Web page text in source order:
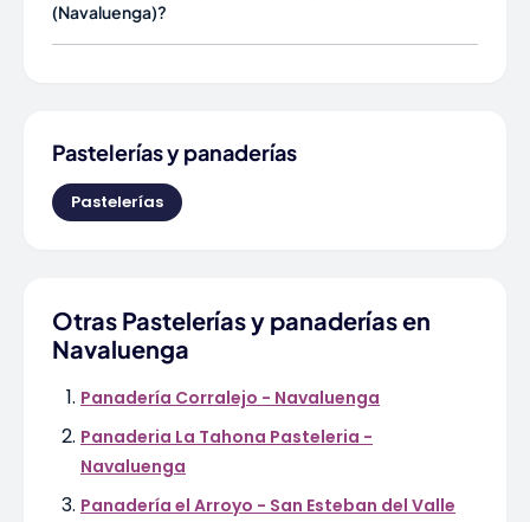
(Navaluenga)?
Pastelerías y panaderías
Pastelerías
Otras Pastelerías y panaderías en
Navaluenga
Panadería Corralejo - Navaluenga
Panaderia La Tahona Pasteleria -
Navaluenga
Panadería el Arroyo - San Esteban del Valle